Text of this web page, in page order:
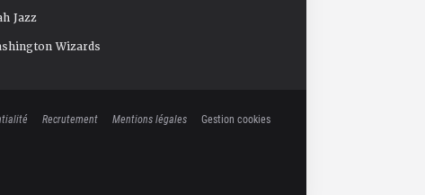
Jazz
Wizards
Recrutement Mentions légales Gestion cookies